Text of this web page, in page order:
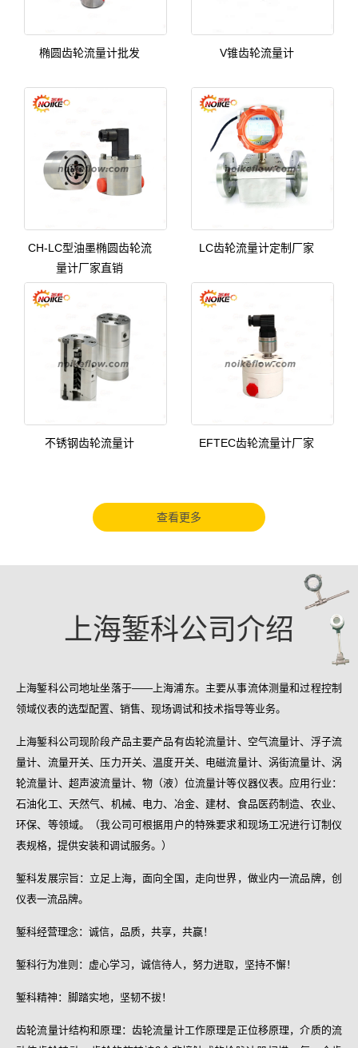
椭圆齿轮流量计批发 V锥齿轮流量计
CH-LC型油墨椭圆齿轮流
量计厂家直销
LC齿轮流量计定制厂家
不锈钢齿轮流量计 EFTEC齿轮流量计厂家
查看更多
上海錾科公司介绍
上海錾科公司地址坐落于——上海浦东。主要从事流体测量和过程控制
领域仪表的选型配置、销售、现场调试和技术指导等业务。
上海錾科公司现阶段产品主要产品有齿轮流量计、空气流量计、浮子流
量计、流量开关、压力开关、温度开关、电磁流量计、涡街流量计、涡
轮流量计、超声波流量计、物（液）位流量计等仪器仪表。应用行业：
石油化工、天然气、机械、电力、冶金、建材、食品医药制造、农业、
环保、等领域。（我公司可根据用户的特殊要求和现场工况进行订制仪
表规格，提供安装和调试服务。）
錾科发展宗旨：立足上海，面向全国，走向世界，做业内一流品牌，创
仪表一流品牌。
錾科经营理念：诚信，品质，共享，共赢！
錾科行为准则：虚心学习，诚信待人，努力进取，坚持不懈！
錾科精神：脚踏实地，坚韧不拔！
齿轮流量计结构和原理：齿轮流量计工作原理是正位移原理，介质的流